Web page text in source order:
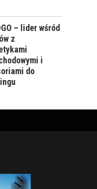
– lider wśród
z
i
do